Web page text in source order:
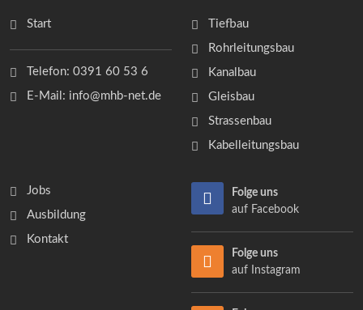
Start
Telefon: 0391 60 53 6
E-Mail: info@mhb-net.de
Tiefbau
Rohrleitungsbau
Kanalbau
Gleisbau
Strassenbau
Kabelleitungsbau
Jobs
Ausbildung
Kontakt
Folge uns
auf Facebook
Folge uns
auf Instagram